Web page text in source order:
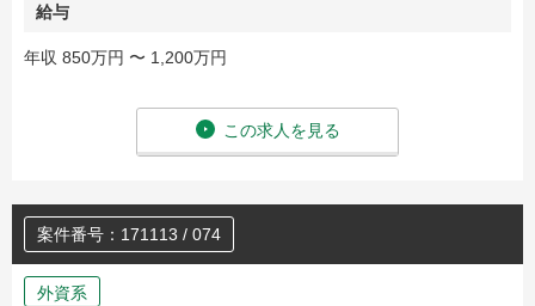
給与
年収 850万円 〜 1,200万円
この求人を見る
案件番号：171113 / 074
外資系